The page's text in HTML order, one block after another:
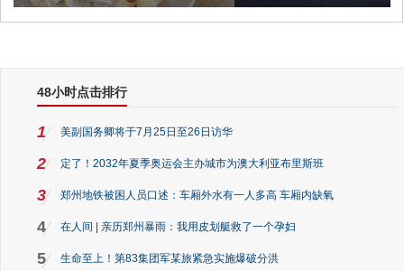
48小时点击排行
1 美副国务卿将于7月25日至26日访华
2 定了！2032年夏季奥运会主办城市为澳大利亚布里斯班
3 郑州地铁被困人员口述：车厢外水有一人多高 车厢内缺氧
4 在人间 | 亲历郑州暴雨：我用皮划艇救了一个孕妇
5 生命至上！第83集团军某旅紧急实施爆破分洪